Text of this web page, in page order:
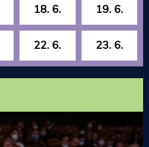
18. 6. 19. 6.
22. 6. 23. 6.